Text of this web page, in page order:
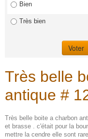
Bien
Très bien
Très belle
antique #
Très belle boite a charbon
et brasse . c'était pour la
mettre la cendre elle sont